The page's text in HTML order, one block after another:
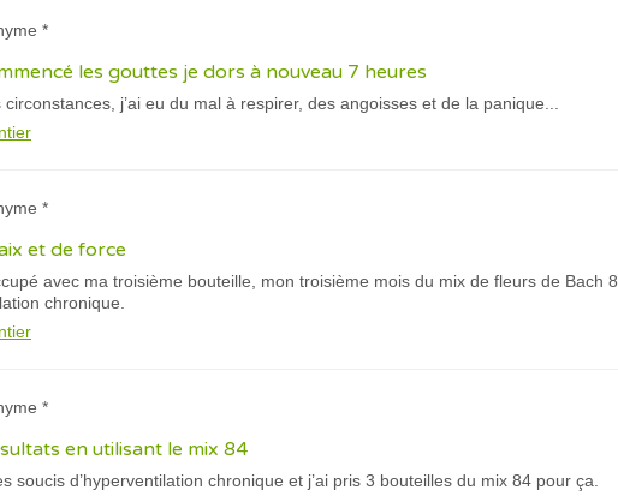
*
les gouttes je dors à nouveau 7 heures
j’ai eu du mal à respirer, des angoisses et de la panique...
*
et de force
avec ma troisième bouteille, mon troisième mois du mix de fleurs de Bach
chronique.
*
en utilisant le mix 84
soucis d’hyperventilation chronique et j’ai pris 3 bouteilles du mix 84 pour ça.